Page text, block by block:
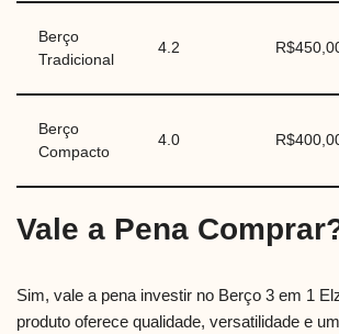
Berço
Tradicional
4.2
Berço
Compacto
4.0
Vale a Pena
Sim, vale a pena investir no Berço 3 em 1
produto oferece qualidade, versatilidade e